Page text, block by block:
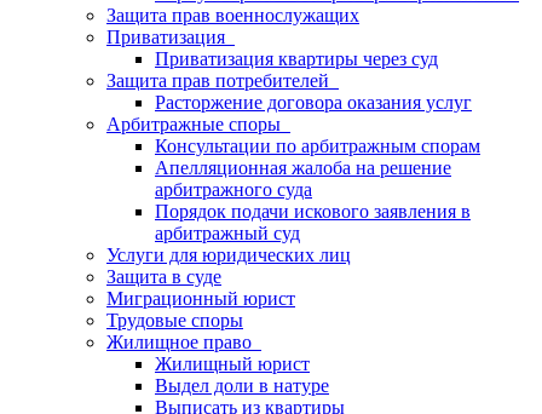
Защита прав военнослужащих
Приватизация
Приватизация квартиры через суд
Защита прав потребителей
Расторжение договора оказания услуг
Арбитражные споры
Консультации по арбитражным спорам
Апелляционная жалоба на решение
арбитражного суда
Порядок подачи искового заявления в
арбитражный суд
Услуги для юридических лиц
Защита в суде
Миграционный юрист
Трудовые споры
Жилищное право
Жилищный юрист
Выдел доли в натуре
Выписать из квартиры